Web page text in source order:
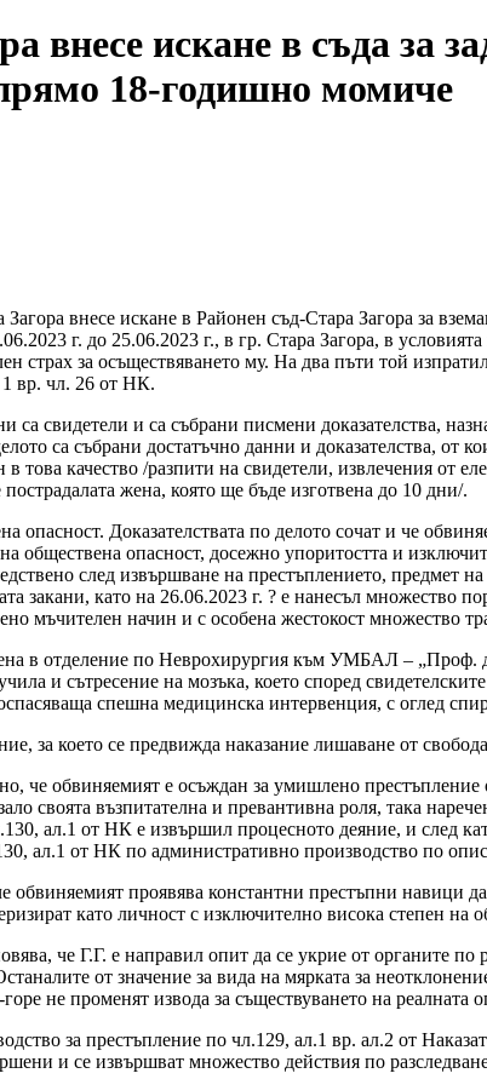
внесе искане в съда за
18-годишно момиче
внесе искане в Районен съд-Стара Загора за
г. до 25.06.2023 г., в гр. Стара Загора, в
страх за осъществяването му. На два пъти той
вр. чл. 26 от НК.
са свидетели и са събрани писмени доказателства,
са събрани достатъчно данни и доказателства, от
това качество /разпити на свидетели, извлечения от
жена, която ще бъде изготвена до 10 дни/.
опасност. Доказателствата по делото сочат и че
обществена опасност, досежно упоритостта и
след извършване на престъплението, предмет
закани, като на 26.06.2023 г. ? е нанесъл множество
мъчителен начин и с особена жестокост множество
в отделение по Неврохирургия към УМБАЛ – „Проф.
и сътресение на мозъка, което според
спешна медицинска интервенция, с оглед
за което се предвижда наказание лишаване от
че обвиняемият е осъждан за умишлено
своята възпитателна и превантивна роля, така
ал.1 от НК е извършил процесното деяние, и след
ал.1 от НК по административно производство по
обвиняемият проявява константни престъпни навици
като личност с изключително висока степен на
че Г.Г. е направил опит да се укрие от органите по
от значение за вида на мярката за
не променят извода за съществуването на реалната
за престъпление по чл.129, ал.1 вр. ал.2 от
и се извършват множество действия по